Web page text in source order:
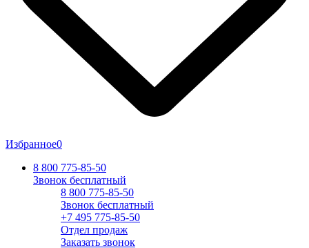
Избранное0
8 800 775-85-50
Звонок бесплатный
8 800 775-85-50
Звонок бесплатный
+7 495 775-85-50
Отдел продаж
Заказать звонок